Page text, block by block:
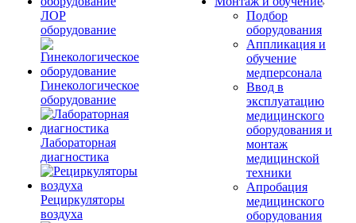
ЛОР
оборудование
Гинекологическое
оборудование
Лабораторная
диагностика
Рециркуляторы
воздуха
Подбор
оборудования
Аппликация и
обучение
медперсонала
Ввод в
эксплуатацию
медицинского
оборудования и
монтаж
медицинской
техники
Апробация
медицинского
оборудования